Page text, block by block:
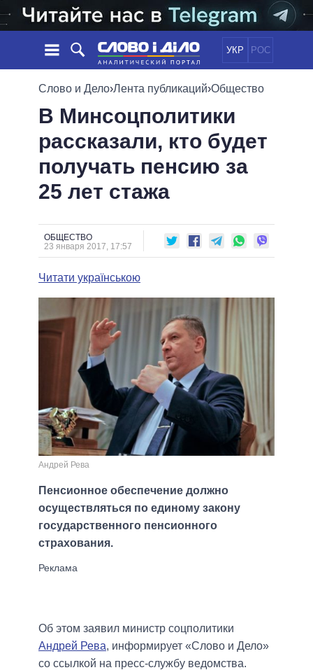
УКР РОС
НОВОСТИ
ЛЕНТА
СОБЫТИЯ
СТАТЬИ
МНЕНИЯ
ОБЗОРЫ
ДАЙДЖЕСТЫ
ПОЛИТИКА
ЭКОНОМИКА
ОБЩЕСТВО
ОБЕЩАНИЯ
ПОЛИТИКИ
ВСЕ ПОЛИТИКИ
ПРЕЗИДЕНТ И ОФИС
ВЕРХОВНАЯ РАДА
КАБИНЕТ МИНИСТРОВ
МЭРЫ
ВСЕ ПЕРСОНЫ
ПОДДЕРЖАТЬ
СРАВНЕНИЕ ПОЛИТИКОВ
Слово и Дело›Лента публикаций›Общество
В Минсоцполитики
рассказали, кто будет
получать пенсию за
25 лет стажа
ОБЩЕСТВО
23 января 2017, 17:57
Читати українською
Андрей Рева
Пенсионное обеспечение должно
осуществляться по единому закону
государственного пенсионного
страхования.
Об этом заявил министр соцполитики
Андрей Рева, информирует «Слово и Дело»
со ссылкой на пресс-службу ведомства.